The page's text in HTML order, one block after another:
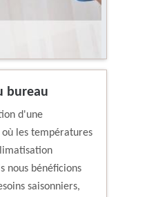
bureau
d'une
les températures
nous bénéficions
saisonniers,